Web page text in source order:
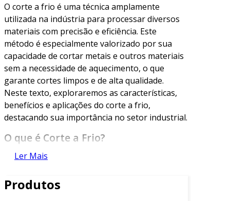
O corte a frio é uma técnica amplamente
utilizada na indústria para processar diversos
materiais com precisão e eficiência. Este
método é especialmente valorizado por sua
capacidade de cortar metais e outros materiais
sem a necessidade de aquecimento, o que
garante cortes limpos e de alta qualidade.
Neste texto, exploraremos as características,
benefícios e aplicações do corte a frio,
destacando sua importância no setor industrial.
O que é Corte a Frio?
O corte a frio refere-se a um processo de corte
durante a operação. Este método utiliza
Ler Mais
Produtos